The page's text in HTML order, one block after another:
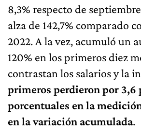
8,3% respecto de
alza de 142,7% comparado
2022. A la vez, acumuló un
120% en los primeros diez
contrastan los salarios y la
primeros perdieron por 3,6
porcentuales en la
en la variación acumulada.